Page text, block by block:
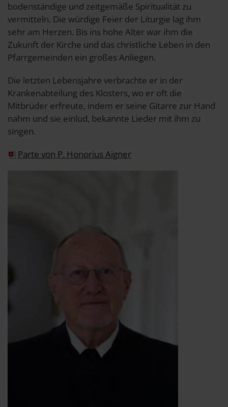
bodenständige und zeitgemäße Spiritualität zu
vermitteln. Die würdige Feier der Liturgie lag ihm
sehr am Herzen. Bis ins hohe Alter war ihm die
Zukunft der Kirche und das christliche Leben in den
Pfarrgemeinden ein großes Anliegen.
Die letzten Lebensjahre verbrachte er in der
Krankenabteilung des Klosters, wo er oft die
Mitbrüder erfreute, indem er seine Gitarre zur Hand
nahm und sie einlud, bekannte Lieder mit ihm zu
singen.
Parte von P. Honorius Aigner